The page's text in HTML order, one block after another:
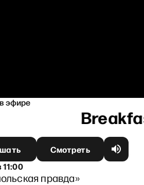
эфире
Смотреть
11:00
правда»